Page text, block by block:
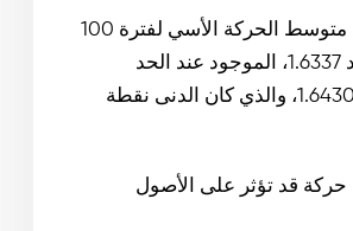
فيما يتعلق بالجانب الإيجابي، يقع مستوى المقاومة الفوري عند 1.6317، المتوافق مع متوسط الحركة الأسي لفترة 100
يوم. إذا تمكن الزوج من اختراق هذا الحاجز، فإن الهدف التالي للمقاومة سيكون عند 1.6337، الموجود عند الحد
العلوي لشريط بولينجر. يمكن أن يدفع مشترٍ قوي سعر الصرف لأعلى نحو مستوى 1.6430، والذي كان الدنى نقطة
حركة قد تؤثر على الأصول